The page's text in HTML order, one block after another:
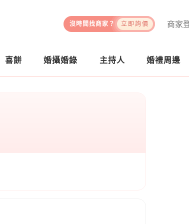
商家
沒時間找商家？ 立即詢價
喜餅 婚攝婚錄 主持人 婚禮周邊